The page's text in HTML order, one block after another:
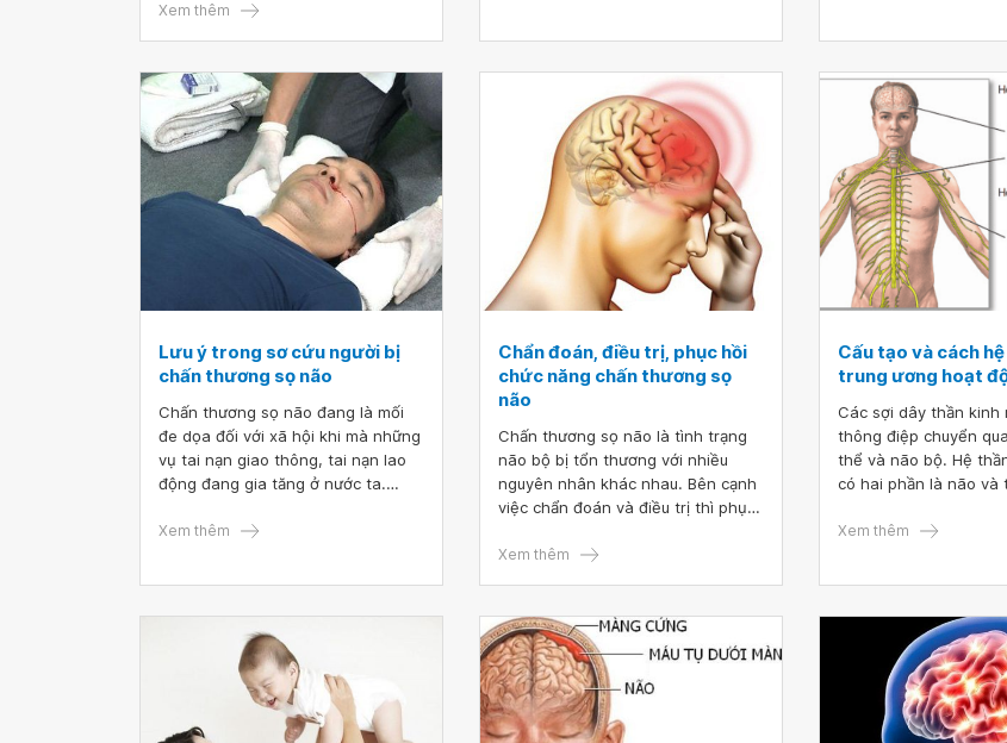
có triệu chứng đau đầu chóng mặt,
chóng mặt, buồn ngủ, tiểu máu sau
khi uống thuốc điều trị tụ máu dưới
màng cứng sau tai nạn nứt sọ có
sao không? Mong bác sĩ tư vấn và
giải đáp. Em xin chân thành cảm
ơn!
Xem thêm
Lưu ý trong sơ cứu người bị
chấn thương sọ não
Chấn thương sọ não đang là mối
đe dọa đối với xã hội khi mà những
vụ tai nạn giao thông, tai nạn lao
động đang gia tăng ở nước ta.
thương sọ não là tai nạn giao
Xem thêm
Chẩn đoán, điều trị, phục hồi
chức năng chấn thương sọ
não
Chấn thương sọ não là tình trạng
não bộ bị tổn thương với nhiều
nguyên nhân khác nhau. Bên cạnh
việc chẩn đoán và điều trị thì phục
vô cùng quan trọng.
Xem thêm
Cấu tạo và cách
trung ương hoạt
Các sợi dây thần kinh
thông điệp chuyển
thể và não bộ. Hệ
có hai phần là não và
trung ương, các dây
Xem thêm